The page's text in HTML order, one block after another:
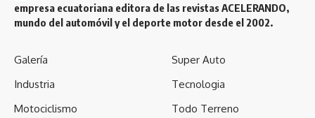
empresa ecuatoriana editora de las revistas ACELERANDO,
mundo del automóvil y el deporte motor desde el 2002.
Galería
Industria
Motociclismo
Super Auto
Tecnologia
Todo Terreno